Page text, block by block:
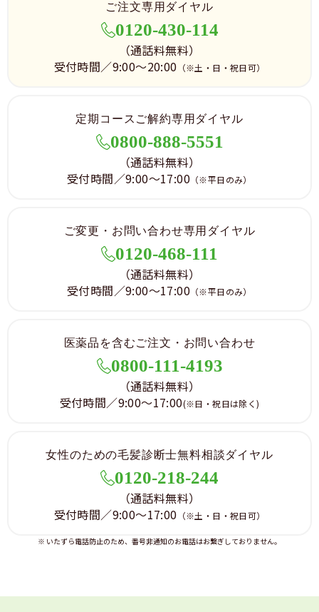
ご注文専用ダイヤル
0120-430-114
（通話料無料）
受付時間／9:00～20:00 （※土・日・祝日可）
定期コースご解約専用ダイヤル
0800-888-5551
（通話料無料）
受付時間／9:00～17:00 （※平日のみ）
ご変更・お問い合わせ専用ダイヤル
0120-468-111
（通話料無料）
受付時間／9:00～17:00 （※平日のみ）
医薬品を含むご注文・お問い合わせ
0800-111-4193
（通話料無料）
受付時間／9:00～17:00(※日・祝日は除く)
女性のための毛髪診断士無料相談ダイヤル
0120-218-244
（通話料無料）
受付時間／9:00～17:00 （※土・日・祝日可）
※ いたずら電話防止のため、番号非通知のお電話はお繋ぎしておりません。